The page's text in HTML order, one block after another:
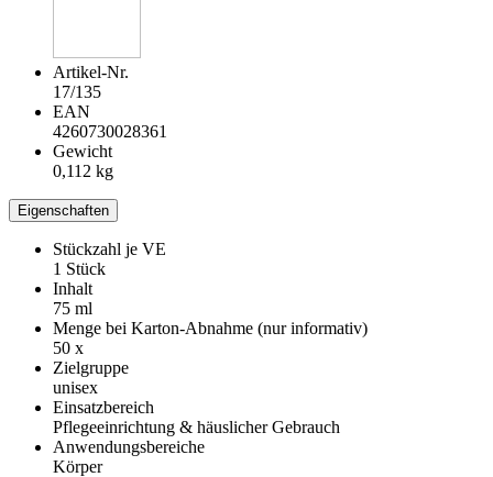
Artikel-Nr.
17/135
EAN
4260730028361
Gewicht
0,112 kg
Eigenschaften
Stückzahl je VE
1 Stück
Inhalt
75 ml
Menge bei Karton-Abnahme (nur informativ)
50 x
Zielgruppe
unisex
Einsatzbereich
Pflegeeinrichtung & häuslicher Gebrauch
Anwendungsbereiche
Körper